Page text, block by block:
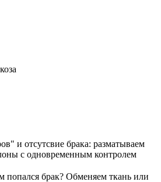
и отсутсвие брака: разматываем
с одновременным контролем
попался брак? Обменяем ткань или